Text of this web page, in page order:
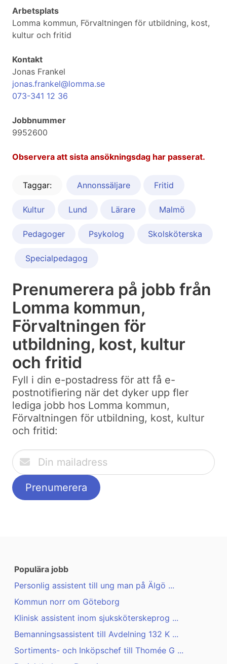
Arbetsplats
Lomma kommun, Förvaltningen för utbildning, kost,
kultur och fritid
Kontakt
Jonas Frankel
jonas.frankel@lomma.se
073-341 12 36
Jobbnummer
9952600
Observera att sista ansökningsdag har passerat.
Taggar: Annonssäljare Fritid
Kultur Lund Lärare Malmö
Pedagoger Psykolog Skolsköterska
Specialpedagog
Prenumerera på jobb från
Lomma kommun,
Förvaltningen för
utbildning, kost, kultur
och fritid
Fyll i din e-postadress för att få e-
postnotifiering när det dyker upp fler
lediga jobb hos Lomma kommun,
Förvaltningen för utbildning, kost, kultur
och fritid:
Populära jobb
Personlig assistent till ung man på Älgö ...
Kommun norr om Göteborg
Klinisk assistent inom sjuksköterskeprog ...
Bemanningsassistent till Avdelning 132 K ...
Sortiments- och Inköpschef till Thomée G ...